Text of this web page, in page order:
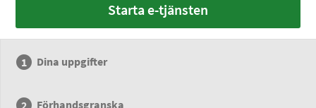
Starta e-tjänsten
Dina uppgifter
Förhandsgranska